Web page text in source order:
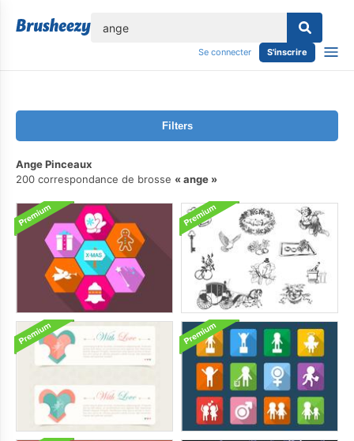
Se connecter S'inscrire
Filters
Ange Pinceaux
200 correspondance de brosse
ange